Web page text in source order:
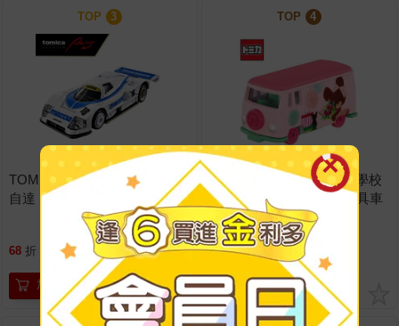
TOP 3
TOMICA PREMIUM Racing 馬
自達 787B 1991 Le Mans 24th
NO.18 玩具車 多美小汽車
68 折 特價 460 元
加入購物車
TOP 4
Dream TOMICA SP 小熊學校
巴士 粉色款 傑琪 大衛 玩具車
多美小汽車
58 折 特價 280 元
加入購物車